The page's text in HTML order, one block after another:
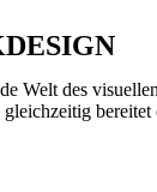
Welt des